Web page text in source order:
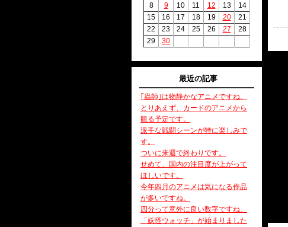
8
9 10 11 12 13
14
15
16 17 18 19 20
21
22
23 24 25 26 27
28
29
30
最近の記事
｢蟲師｣は物静かなアニメですね。
とりあえず、カードのアニメから
観る予定です。
派手な戦闘シーンが特に楽しみで
す。
ついに来週で終わりです。
せめて、国内の注目度が上がって
ほしいです。
今年四月のアニメは気になる作品
が多いですね。
四分って意外に良い数字ですね。
「妖怪ウォッチ」が始まりました